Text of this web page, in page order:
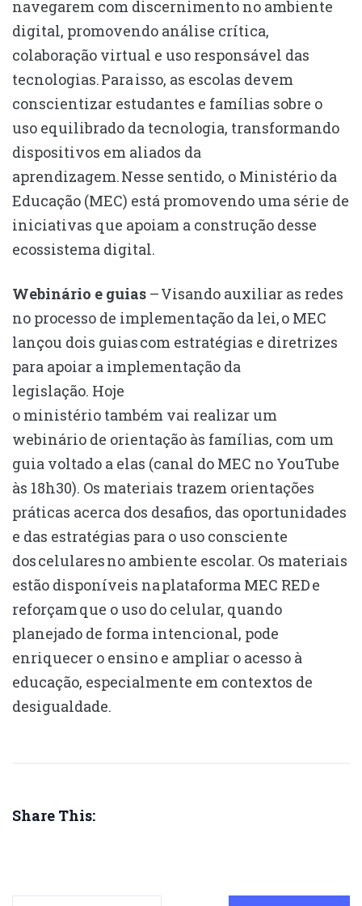
navegarem com discernimento no ambiente
digital, promovendo análise crítica,
colaboração virtual e uso responsável das
tecnologias. Para isso, as escolas devem
conscientizar estudantes e famílias sobre o
uso equilibrado da tecnologia, transformando
dispositivos em aliados da
aprendizagem. Nesse sentido, o Ministério da
Educação (MEC) está promovendo uma série de
iniciativas que apoiam a construção desse
ecossistema digital.
Webinário e guias – Visando auxiliar as redes
no processo de implementação da lei, o MEC
lançou dois guias com estratégias e diretrizes
para apoiar a implementação da
legislação. Hoje
o ministério também vai realizar um
webinário de orientação às famílias, com um
guia voltado a elas (canal do MEC no YouTube
às 18h30). Os materiais trazem orientações
práticas acerca dos desafios, das oportunidades
e das estratégias para o uso consciente
dos celulares no ambiente escolar. Os materiais
estão disponíveis na plataforma MEC RED e
reforçam que o uso do celular, quando
planejado de forma intencional, pode
enriquecer o ensino e ampliar o acesso à
educação, especialmente em contextos de
desigualdade.
Share This: